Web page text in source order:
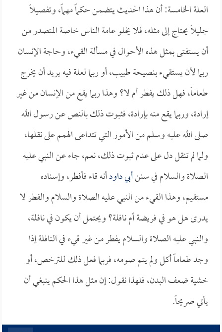
العلة الخامسة: أن هذا الحديث يتضمن حكماً مهماً، وتفصيلاً
جليلاً يحتاج إلى مثله، فلا يخلو عامة الناس خاصة المتصدر من
أن يستفتى بمثل هذه الأحوال في مسألة القيء، وحاجة الإنسان
ربما لأن يستقيء بنصيحة طبيب، أو ربما لعلة فيه يريد أن يخرج
طعاماً، فهل ذلك يفطر أم لا؟ وهذا ربما يقع من الإنسان من غير
إرادة، وربما يقع منه بإرادة، فثبوت ذلك بالنص عن رسول الله
صلى الله عليه وسلم من الأمور التي تتداعى الهمم على نقلها،
ولما لم تنقل دل على عدم ثبوت ذلك، نعم، جاء عن النبي عليه
الصلاة والسلام في سننأبي داودأنه قاء فأفطر، وإسناده
مستقيم، وهذا القيء من النبي عليه الصلاة والسلام والفطر لا
يدرى هل هو في فريضة أم نافلة؟ ويحتمل أن يكون في نافلة،
والنبي عليه الصلاة والسلام يفطر من غير قيء في النافلة إذا
وجد طعاماً أكل ولم يتم صومه، فربما فعل ذلك للترخص، أو
خشية ضعف البدن، فلهذا نقول: إن مثل هذا الحكم ينبغي أن
يأتي صريحاً.